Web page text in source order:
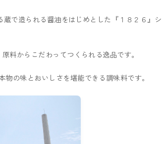
で造られる醤油をはじめとした『１８２６』
料からこだわってつくられる逸品です。
の味とおいしさを堪能できる調味料です。